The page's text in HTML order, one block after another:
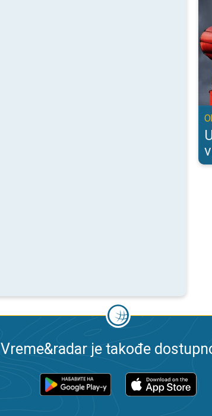
Vreme&radar je takođe